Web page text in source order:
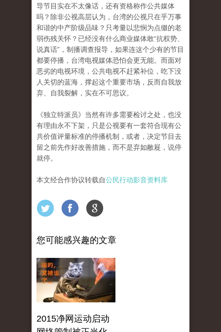
导节目实在不太像话，还有资格称作公共媒体
吗？除非公视高层认为，台湾的公视只在乎万事
和谐的中产阶级品味？只考量以悲悯为点缀的老
弱伤残关怀？已经没有什么商业媒体敢“抗权势、
说真话”，制播调查报导，如果连这个少有的节目
都要停播，台湾电视媒体恐怕会更无能。而面对
恶劣的电视环境，公共电视不赶紧补位，吃下没
人关切的蓝海，撑起这个重要市场，反而自我放
弃、自我裂解，实在不可思议。
《独立特派员》当然有许多需要检讨之处，也没
有理由永不下架，只是公视要有一套符合现有公
共价值评量标准的停播机制，或者，决定节目去
留之前先作好改善措施，而不是弃如敝屣，说停
就停。
本文经合作协议转载自公民行动影音资料库
您可能感兴趣的文章
2015净网运动启动